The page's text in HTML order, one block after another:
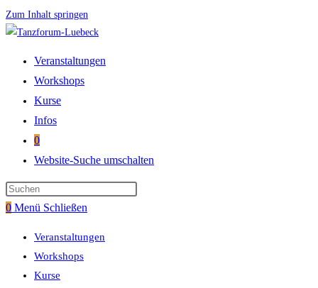
Zum Inhalt springen
Veranstaltungen
Workshops
Kurse
Infos
0
Website-Suche umschalten
0 Menü Schließen
Veranstaltungen
Workshops
Kurse